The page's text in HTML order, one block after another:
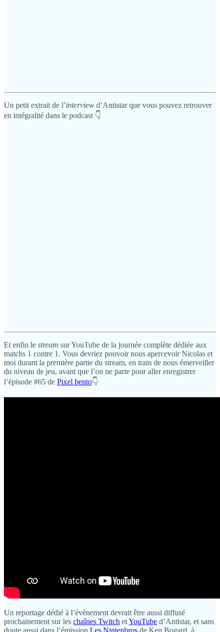
Un petit extrait de l’interview d’Antistar que vous pouvez retrouver
en intégralité dans le podcast 👇
Et enfin le stream sur YouTube de la journée complète dédiée aux
matchs 1 contre 1. Vous devriez pouvoir nous apercevoir Nicolas et
moi durant la première partie du stream, en train de nous émerveiller
du niveau de jeu, avant que l’on ne parte pour aller enregistrer
l’épisode #65 de Pixel bento👇
Un reportage dédié à l’événement devrait être aussi diffusé
prochainement sur les chaînes Twitch etYouTube d’Antistar, et sans
doute aussi dans l’émission Les Nintenbros de Ken Bogard, à